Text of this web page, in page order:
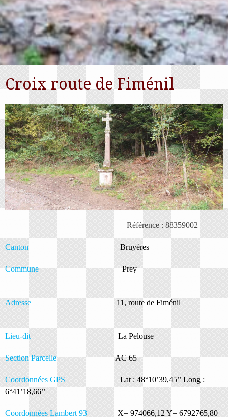
Croix route de Fiménil
Référence : 88359002
CantonBruyères
CommunePrey
Adresse11, route de Fiménil
Lieu-ditLa Pelouse
Section ParcelleAC 65
Coordonnées GPSLat : 48°10’39,45’’ Long :
6°41’18,66’’
Coordonnées Lambert 93X= 974066,12 Y= 6792765,80